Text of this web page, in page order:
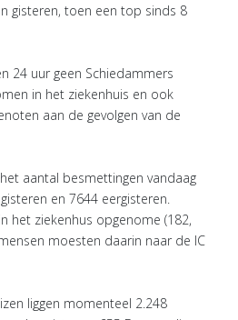
gisteren, toen een top sinds 8
24 uur geen Schiedammers
in het ziekenhuis en ook
aan de gevolgen van de
aantal besmettingen vandaag
en 7644 eergisteren.
het ziekenhus opgenome (182,
moesten daarin naar de IC
liggen momenteel 2.248